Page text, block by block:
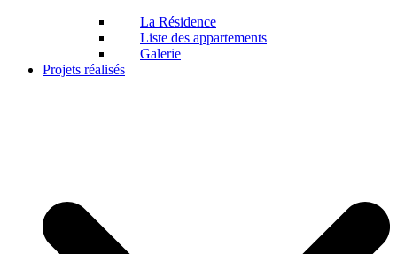
La Résidence
Liste des appartements
Galerie
Projets réalisés